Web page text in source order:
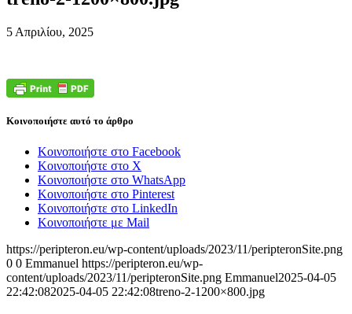
5 Απριλίου, 2025
Κοινοποιήστε αυτό το άρθρο
Κοινοποιήστε στο Facebook
Κοινοποιήστε στο X
Κοινοποιήστε στο WhatsApp
Κοινοποιήστε στο Pinterest
Κοινοποιήστε στο LinkedIn
Κοινοποιήστε με Mail
https://peripteron.eu/wp-content/uploads/2023/11/peripteronSite.png
0 0 Emmanuel https://peripteron.eu/wp-
content/uploads/2023/11/peripteronSite.png Emmanuel2025-04-05
22:42:082025-04-05 22:42:08treno-2-1200×800.jpg